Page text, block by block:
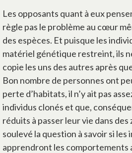
Les opposants quant à eux
règle pas le problème au cœur
des espèces. Et puisque les
matériel génétique restreint, ils
copie les uns des autres après
Bon nombre de personnes ont
perte d’habitats, il n’y ait pas
individus clonés et que,
réduits à passer leur vie dans des
soulevé la question à savoir si les
apprendront les comportements